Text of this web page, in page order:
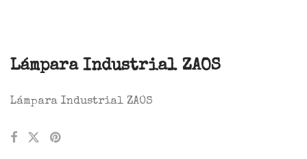
Lámpara Industrial ZAOS
Lámpara Industrial ZAOS